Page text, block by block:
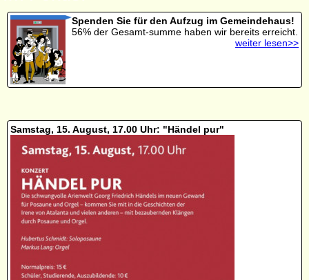
Spenden Sie für den Aufzug im Gemeindehaus!
56% der Gesamt-summe haben wir bereits erreicht.
weiter lesen>>
Samstag, 15. August, 17.00 Uhr: "Händel pur"